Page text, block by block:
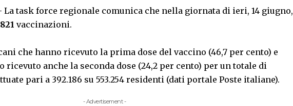
La task force regionale comunica che nella giornata di ieri, 14 giugno,
vaccinazioni.
che hanno ricevuto la prima dose del vaccino (46,7 per cento) e
ricevuto anche la seconda dose (24,2 per cento) per un totale di
pari a 392.186 su 553.254 residenti (dati portale Poste italiane).
- Advertisement -